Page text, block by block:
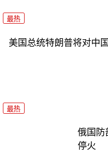
最热
美国总统特朗普将对中
最热
俄国防
停火